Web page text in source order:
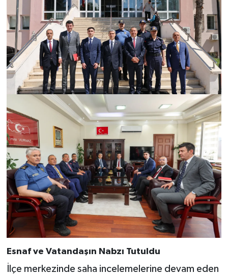
Esnaf ve Vatandaşın Nabzı Tutuldu
İlçe merkezinde saha incelemelerine devam eden